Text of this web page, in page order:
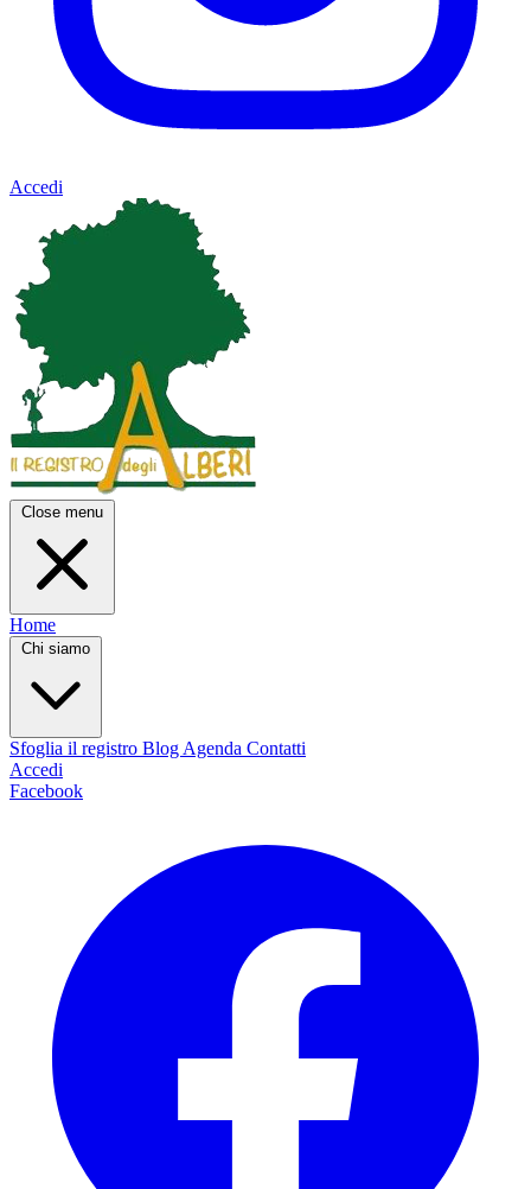
Accedi
Close menu
Home
Chi siamo
Sfoglia il registro Blog Agenda Contatti
Accedi
Facebook